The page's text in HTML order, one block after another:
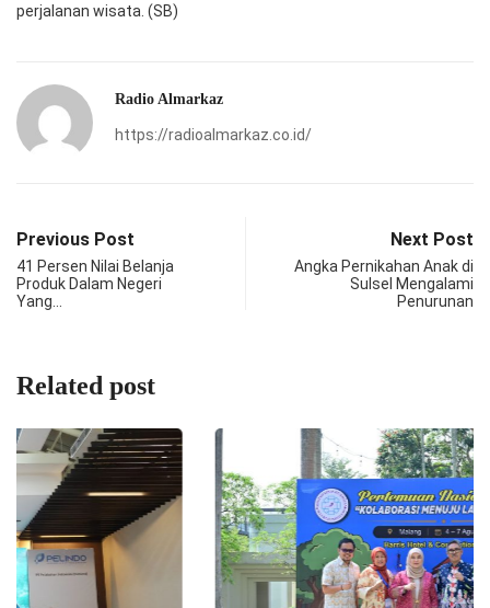
perjalanan wisata. (SB)
Radio Almarkaz
https://radioalmarkaz.co.id/
Previous Post
41 Persen Nilai Belanja
Produk Dalam Negeri
Yang…
Next Post
Angka Pernikahan Anak di
Sulsel Mengalami
Penurunan
Related post